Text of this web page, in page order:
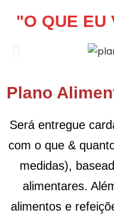
"O QUE EU
Plano
Será entregue
com o que &
medidas),
alimentares.
alimentos e